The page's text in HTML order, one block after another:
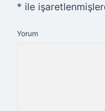
* ile
Yorum